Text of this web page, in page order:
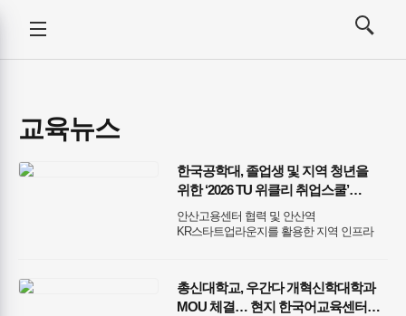
전체메뉴
열기/
검색
열기/
교육뉴스
한국공학대, 졸업생 및 지역 청년을
위한 ‘2026 TU 위클리 취업스쿨’
성공적 운영
안산고용센터 협력 및 안산역
KR스타트업라운지를 활용한 지역 인프라
총신대학교, 우간다 개혁신학대학과
MOU 체결… 현지 한국어교육센터